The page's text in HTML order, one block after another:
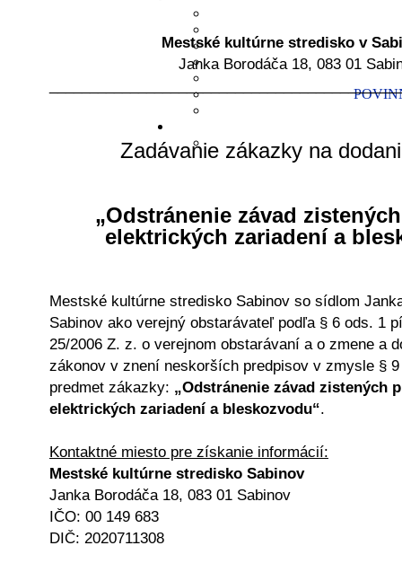
Mestské kultúrne stredisko v
Janka Borodáča 18, 083 01
Zadávanie zákazky na
„Odstránenie závad
elektrických zariadení a
Mestské kultúrne stredisko Sabinov so sídlom
Sabinov ako verejný obstarávateľ podľa § 6 ods. 1
25/2006 Z. z. o verejnom obstarávaní a o zmene a
zákonov v znení neskorších predpisov v zmysle §
predmet zákazky: „Odstránenie závad zistených
elektrických zariadení a bleskozvodu“.
Kontaktné miesto pre získanie informácií:
Mestské kultúrne stredisko Sabinov
Janka Borodáča 18, 083 01 Sabinov
IČO: 00 149 683
DIČ: 2020711308